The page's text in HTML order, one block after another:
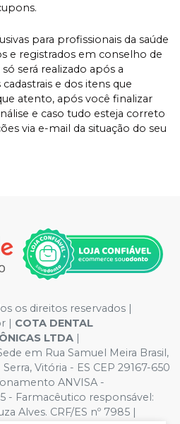
para profissionais da saúde
e registrados em conselho de
será realizado após a
e dos itens que
atento, após você finalizar
e caso tudo esteja correto
via e-mail da situação do seu
os direitos reservados |
| COTA DENTAL
LTDA |
em Rua Samuel Meira Brasil,
Vitória - ES CEP 29167-650
ANVISA -
- Farmacêutico responsável:
Alves. CRF/ES nº 7985 |